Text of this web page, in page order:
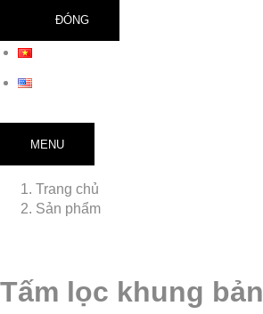
ĐÓNG
MENU
Trang chủ
Sản phẩm
Tấm lọc khung bản